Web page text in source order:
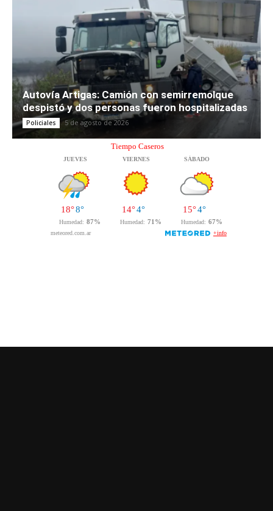
Autovía Artigas: Camión con semirremolque
despistó y dos personas fueron hospitalizadas
Policiales 5 de agosto de 2026